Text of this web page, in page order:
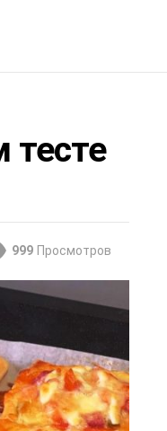
999 Просмотров